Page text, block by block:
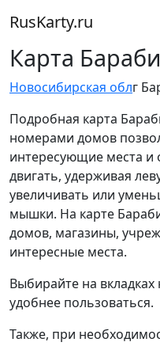
RusKarty.ru
Карта
Новосибирская облг
Подробная карта
номерами домов
интересующие места и
двигать, удерживая
увеличивать или
мышки. На карте
домов, магазины,
интересные места.
Выбирайте на
удобнее пользоваться.
Также, при